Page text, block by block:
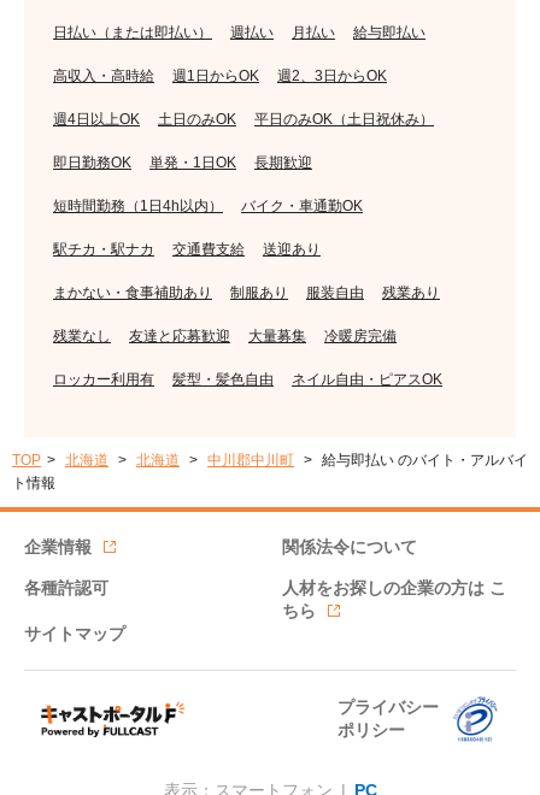
日払い（または即払い） 週払い 月払い 給与即払い
高収入・高時給 週1日からOK 週2、3日からOK
週4日以上OK 土日のみOK 平日のみOK（土日祝休み）
即日勤務OK 単発・1日OK 長期歓迎
短時間勤務（1日4h以内） バイク・車通勤OK
駅チカ・駅ナカ 交通費支給 送迎あり
まかない・食事補助あり 制服あり 服装自由 残業あり
残業なし 友達と応募歓迎 大量募集 冷暖房完備
ロッカー利用有 髪型・髪色自由 ネイル自由・ピアスOK
TOP 北海道 北海道 中川郡中川町
給与即払い のバイト・アルバイ
ト情報
企業情報 関係法令について
各種許認可 人材をお探しの企業の方は こ
ちら
サイトマップ
プライバシー
ポリシー
表示：スマートフォン | PC